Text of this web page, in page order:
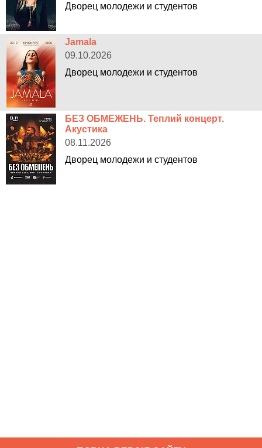
Дворец молодежи и студентов
Jamala
09.10.2026
Дворец молодежи и студентов
БЕЗ ОБМЕЖЕНЬ. Теплий концерт.
Акустика
08.11.2026
Дворец молодежи и студентов